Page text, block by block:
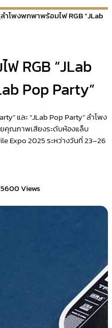
ลำโพงพกพาพร้อมไฟ RGB “JLab
RGB “JLab
Pop Party”
และ “JLab Pop Party” ลำโพง
คุณภาพเสียงระดับห้องแล็บ
Expo 2025 ระหว่างวันที่ 23–26
600 Views